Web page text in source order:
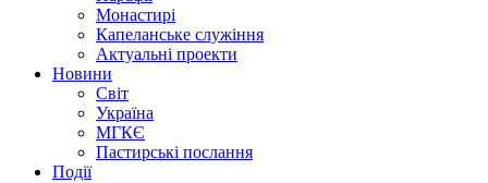
Монастирі
Капеланське служіння
Актуальні проекти
Новини
Світ
Україна
МГКЄ
Пастирські послання
Події